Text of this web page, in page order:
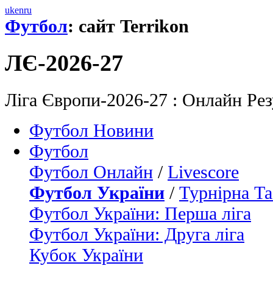
ukenru
Футбол: сайт Terrikon
ЛЄ-2026-27
Ліга Європи-2026-27 : Онлайн
Футбол Новини
Футбол
Футбол Онлайн / Livescore
Футбол України / Турнірна
Футбол України: Перша ліга
Футбол України: Друга ліга
Кубок України